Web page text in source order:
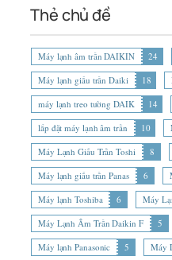
Thẻ chủ đề
Máy lạnh âm trần DAIKIN 24
Máy lạnh giấu trần Daiki
18
máy lạnh treo tường DAIK
14
lắp đặt máy lạnh âm trần
10
Máy Lạnh Giấu Trần Toshi
8
Máy lạnh giấu trần Panas
6
Máy lạnh Toshiba
6 Máy
Máy Lạnh Âm Trần Daikin F
5
Máy lạnh Panasonic
5 Máy